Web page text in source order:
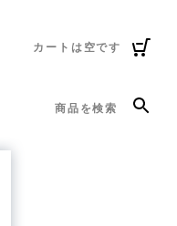
カートは空です
商品を検索